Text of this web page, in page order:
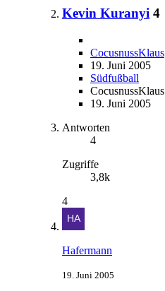
Kevin Kuranyi 4
CocusnussKlaus
19. Juni 2005
Südfußball
CocusnussKlaus
19. Juni 2005
Antworten
4
Zugriffe
3,8k
4
Hafermann
19. Juni 2005